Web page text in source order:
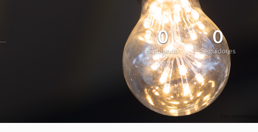
0
Siguiendo
0
Seguidores